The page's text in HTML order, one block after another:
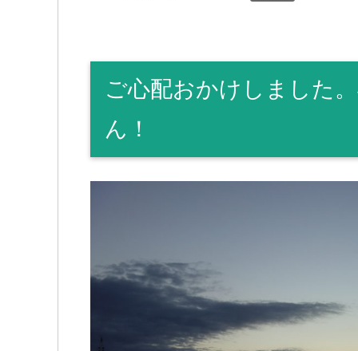
ご心配おかけしました
ん！